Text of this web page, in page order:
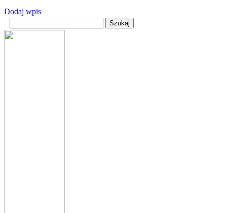
Dodaj wpis